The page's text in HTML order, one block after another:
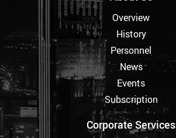
Overview
History
Personnel
News
Events
Subscription
Corporate Services